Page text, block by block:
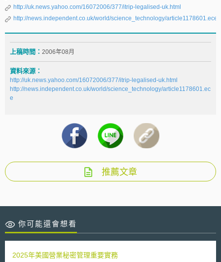
http://uk.news.yahoo.com/16072006/377/itrip-legalised-uk.html
http://news.independent.co.uk/world/science_technology/article1178601.ece
上稿時間： 2006年08月
資料來源：
http://uk.news.yahoo.com/16072006/377/itrip-legalised-uk.html
http://news.independent.co.uk/world/science_technology/article1178601.ec
e
推薦文章
你可能還會想看
2025年美國營業秘密管理重要實務